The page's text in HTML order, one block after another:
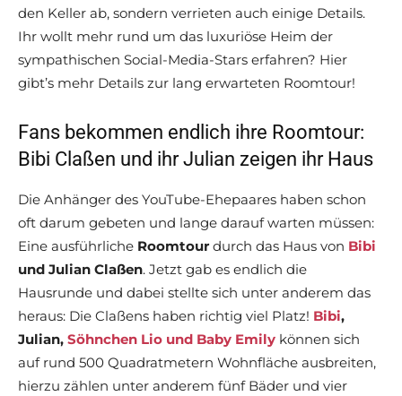
den Keller ab, sondern verrieten auch einige Details.
Ihr wollt mehr rund um das luxuriöse Heim der
sympathischen Social-Media-Stars erfahren? Hier
gibt’s mehr Details zur lang erwarteten Roomtour!
Fans bekommen endlich ihre Roomtour:
Bibi Claßen und ihr Julian zeigen ihr Haus
Die Anhänger des YouTube-Ehepaares haben schon
oft darum gebeten und lange darauf warten müssen:
Eine ausführliche Roomtour durch das Haus von Bibi
und Julian Claßen. Jetzt gab es endlich die
Hausrunde und dabei stellte sich unter anderem das
heraus: Die Claßens haben richtig viel Platz! Bibi,
Julian, Söhnchen Lio und Baby Emily können sich
auf rund 500 Quadratmetern Wohnfläche ausbreiten,
hierzu zählen unter anderem fünf Bäder und vier